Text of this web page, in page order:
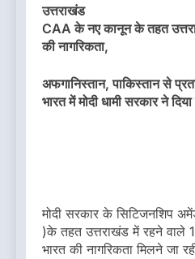
उत्तराखंड
CAA के नए कानून के तहत
की नागरिकता,
अफगानिस्तान, पाकिस्तान से
भारत में मोदी धामी सरकार ने
मोदी सरकार के सिटिजनशिप
)के तहत उत्तराखंड में रहने वाले
भारत की नागरिकता मिलने जा